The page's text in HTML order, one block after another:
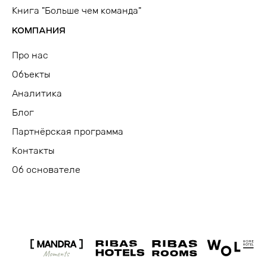
Книга "Больше чем команда"
КОМПАНИЯ
Про нас
Объекты
Аналитика
Блог
Партнёрская программа
Контакты
Об основателе